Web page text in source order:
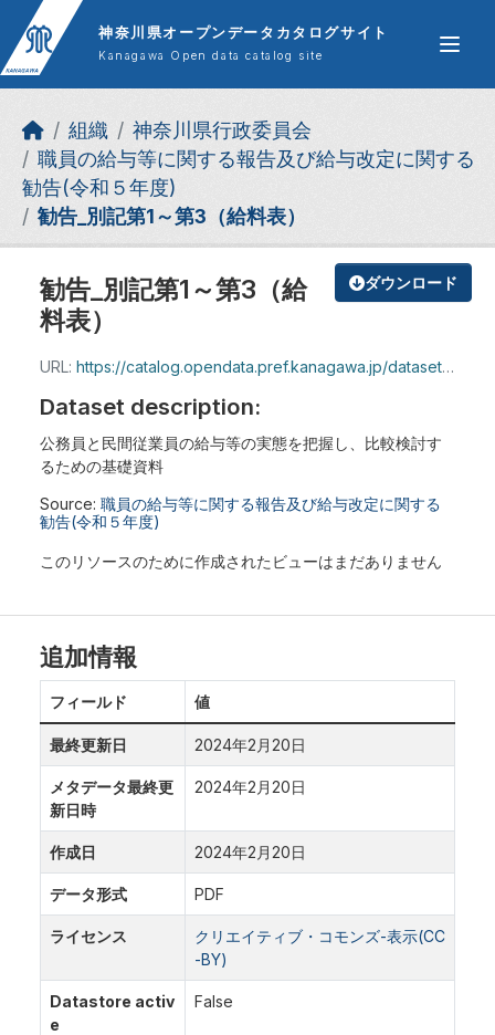
Skip to main content
神奈川県オープンデータカタログサイト
Kanagawa Open data catalog site
組織
神奈川県行政委員会
職員の給与等に関する報告及び給与改定に関する
勧告(令和５年度)
勧告_別記第1～第3（給料表）
ダウンロード
勧告_別記第1～第3（給
料表）
URL: https://catalog.opendata.pref.kanagawa.jp/dataset/e51edd6a-7856-40ae-b96b-77a5f878cca4/resource/e47e26ba-fc9d-4f67-b75e-e69760e94a77/download/r5bekki.pdf
Dataset description:
公務員と民間従業員の給与等の実態を把握し、比較検討す
るための基礎資料
Source: 職員の給与等に関する報告及び給与改定に関する
勧告(令和５年度)
このリソースのために作成されたビューはまだありません
追加情報
フィールド 値
最終更新日 2024年2月20日
メタデータ最終更
新日時
2024年2月20日
作成日 2024年2月20日
データ形式 PDF
ライセンス
クリエイティブ・コモンズ-表示(CC
-BY)
Datastore activ
e
False